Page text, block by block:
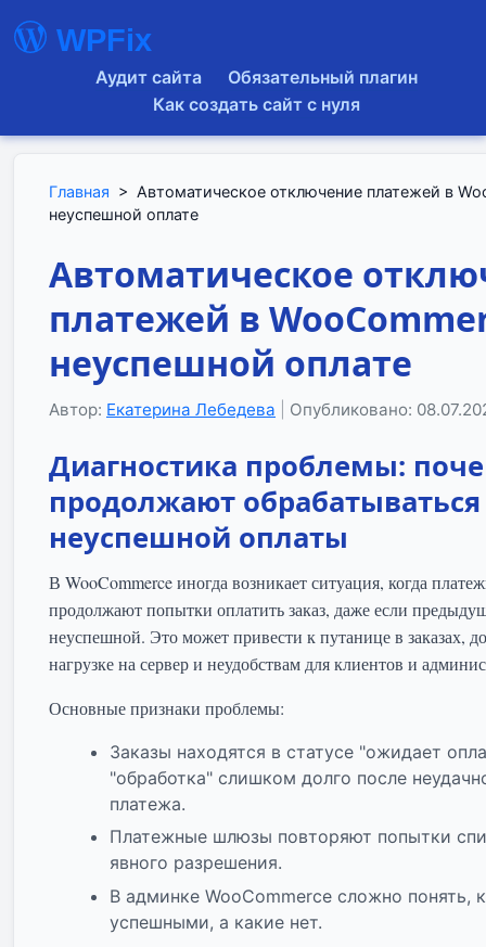
WPFix
Аудит сайта
Обязательный плагин
Как создать сайт с нуля
Главная > Автоматическое отключение платежей в
неуспешной оплате
Автоматическое
платежей в
неуспешной оплате
Автор: Екатерина Лебедева Опубликовано:
Диагностика проблемы:
продолжают
неуспешной оплаты
В WooCommerce иногда возникает ситуация, когда
продолжают попытки оплатить заказ, даже если
неуспешной. Это может привести к путанице в заказах,
нагрузке на сервер и неудобствам для клиентов и
Основные признаки проблемы:
Заказы находятся в статусе "ожидает
"обработка" слишком долго после
платежа.
Платежные шлюзы повторяют попытки
явного разрешения.
В админке WooCommerce сложно понять,
успешными, а какие нет.